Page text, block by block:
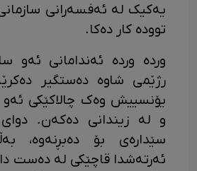
یه‌کیک له‌ ئه‌فسه‌رانی
تووده‌ کار ده‌کا.
ورده‌ ورده‌ ئه‌ندامانی ئه‌و
رژێمی شاوه‌ ده‌ستگیر
یۆنسییش وه‌ک چالاکێکی ئه‌و
و له‌ زیندانی ده‌که‌ن.
سێدارەی بۆ دەبڕنەوە،
ئه‌رته‌شدا قاچێکی له‌ ده‌ست